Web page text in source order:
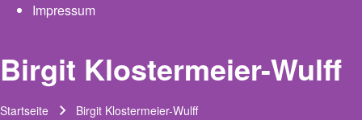
Impressum
Birgit Klostermeier-Wulff
Startseite Birgit Klostermeier-Wulff